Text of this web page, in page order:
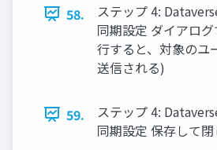
58.
ステップ 4:
同期設定 ダイアロ
行すると、対象のユ
送信される)
59.
ステップ 4:
同期設定 保存して